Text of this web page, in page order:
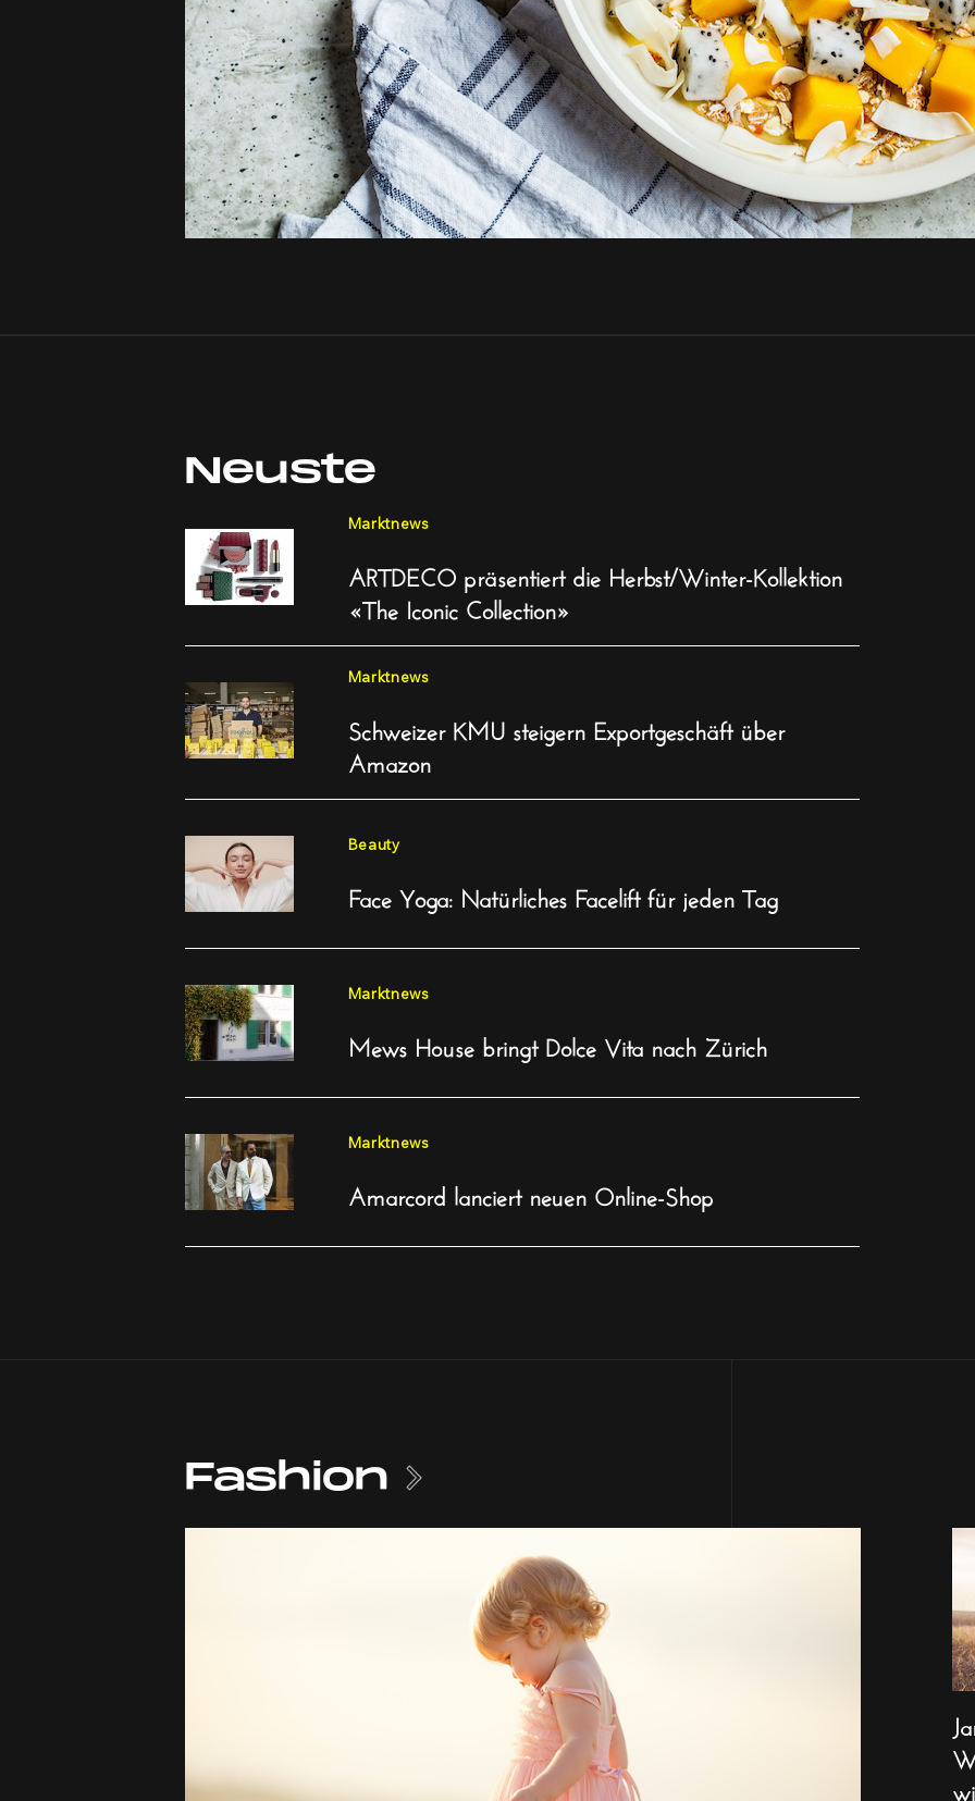
Neuste
Marktnews
ARTDECO präsentiert die Herbst/Winter-Kollektion
«The Iconic Collection»
Marktnews
Schweizer KMU steigern Exportgeschäft über
Amazon
Beauty
Face Yoga: Natürliches Facelift für jeden Tag
Marktnews
Mews House bringt Dolce Vita nach Zürich
Marktnews
Amarcord lanciert neuen Online-Shop
Fashion